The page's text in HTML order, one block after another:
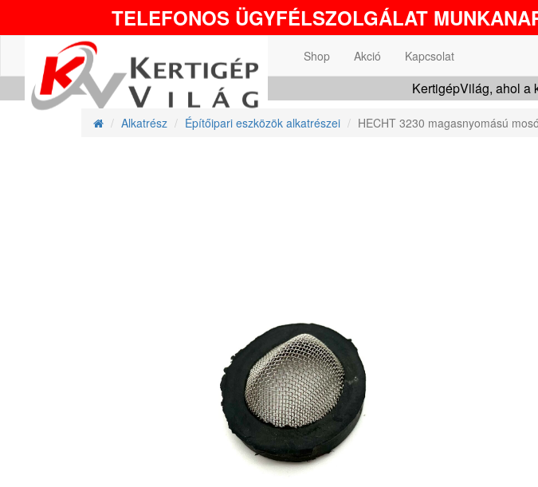
TELEFONOS ÜGYFÉLSZOLGÁLAT
Shop Akció Kapcsolat
KertigépVilág, ahol a
Alkatrész Építőipari eszközök alkatrészei HECHT 3230 magasnyomású